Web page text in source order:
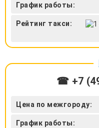
График работы:
Рейтинг такси:
☎ +7
Цена по межгороду:
График работы: